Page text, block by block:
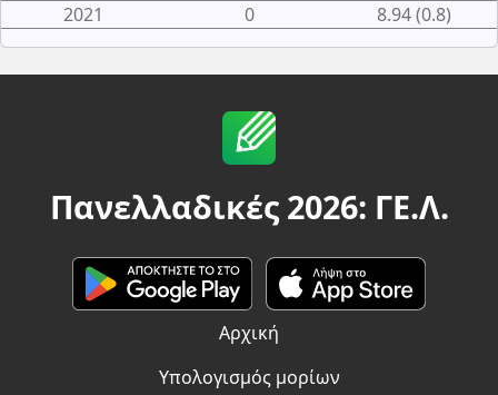
2021
0 8.94 (0.8)
Πανελλαδικές 2026: ΓΕ.Λ.
Αρχική
Υπολογισμός μορίων